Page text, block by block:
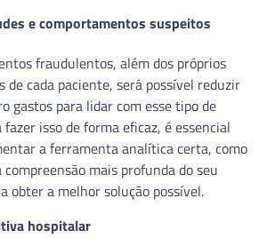
e comportamentos suspeitos
fraudulentos, além dos próprios
cada paciente, será possível reduzir
gastos para lidar com esse tipo de
isso de forma eficaz, é essencial
a ferramenta analítica certa, como
mais profunda do seu
obter a melhor solução possível.
hospitalar